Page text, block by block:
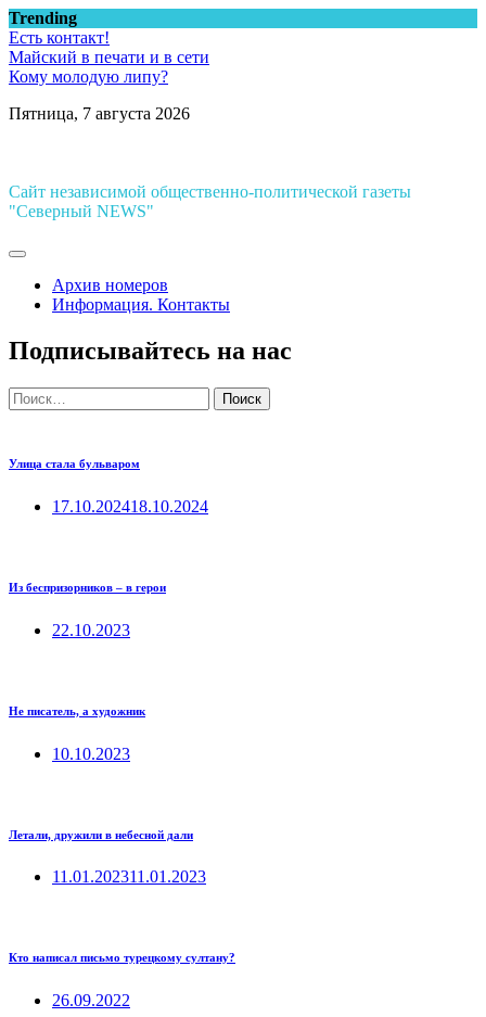
Перейти
к
содержимому
Trending
Есть контакт!
Майский в печати и в сети
Кому молодую липу?
Пятница, 7 августа 2026
Сайт независимой общественно-политической газеты
"Северный NEWS"
Архив номеров
Информация. Контакты
Подписывайтесь на нас
Найти:
Улица стала бульваром
17.10.202418.10.2024
Из беспризорников – в герои
22.10.2023
Не писатель, а художник
10.10.2023
Летали, дружили в небесной дали
11.01.202311.01.2023
Кто написал письмо турецкому султану?
26.09.2022